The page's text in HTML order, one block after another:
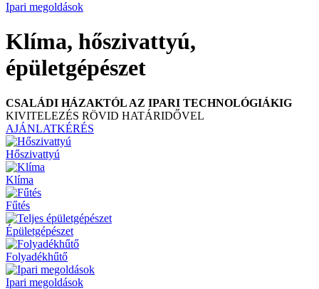
Ipari megoldások
Klíma, hőszivattyú,
épületgépészet
CSALÁDI HÁZAKTÓL AZ IPARI TECHNOLÓGIÁKIG
KIVITELEZÉS RÖVID HATÁRIDŐVEL
AJÁNLATKÉRÉS
Hőszivattyú
Klíma
Fűtés
Épületgépészet
Folyadékhűtő
Ipari megoldások